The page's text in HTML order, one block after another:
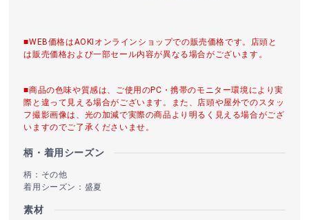
■WEB価格はAOKIオンラインショップでの販売価格です。店頭と
は販売価格および一部セール内容が異なる場合がございます。
■商品の色味や質感は、ご使用のPC・携帯のモニター環境により実
際と違って見える場合がございます。また、店頭や屋外でのスタッ
フ撮影画像は、光の加減で実際の商品より明るく見える場合がござ
いますのでご了承くださいませ。
柄・着用シーズン
柄：その他
着用シーズン：盛夏
素材